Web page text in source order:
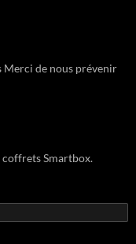
Merci de nous prévenir
coffrets Smartbox.